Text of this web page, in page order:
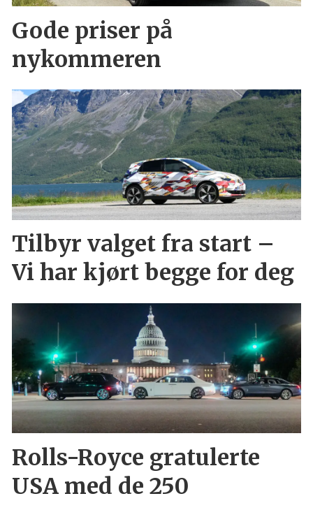
Gode priser på
nykommeren
Tilbyr valget fra start –
Vi har kjørt begge for deg
Rolls-Royce gratulerte
USA med de 250